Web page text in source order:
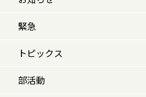
緊急
トピックス
部活動